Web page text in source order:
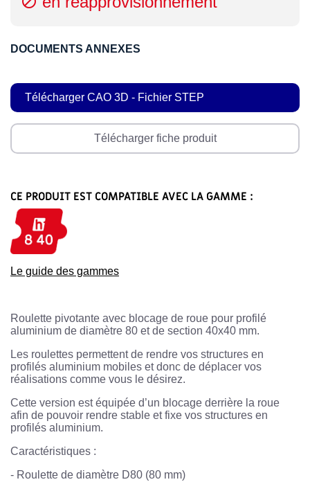
DOCUMENTS ANNEXES
Télécharger CAO 3D - Fichier STEP
Télécharger fiche produit
CE PRODUIT EST COMPATIBLE AVEC LA GAMME :
Le guide des gammes
Roulette pivotante avec blocage de roue pour profilé
aluminium de diamètre 80 et de section 40x40 mm.
Les roulettes permettent de rendre vos structures en
profilés aluminium mobiles et donc de déplacer vos
réalisations comme vous le désirez.
Cette version est équipée d’un blocage derrière la roue
afin de pouvoir rendre stable et fixe vos structures en
profilés aluminium.
Caractéristiques :
- Roulette de diamètre D80 (80 mm)